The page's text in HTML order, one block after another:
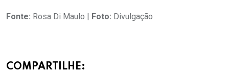
Fonte: Rosa Di Maulo | Foto: Divulgação
COMPARTILHE: